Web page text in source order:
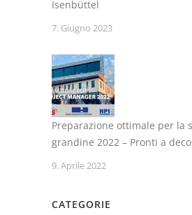
Isenbüttel
7. Giugno 2023
Preparazione ottimale per la
grandine 2022 – Pronti a
9. Aprile 2022
CATEGORIE